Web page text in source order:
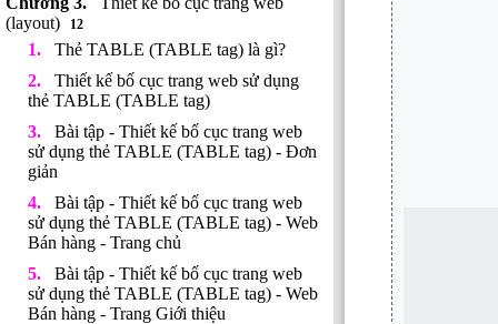
(layout)
12
Thẻ TABLE (TABLE tag) là gì?
Thiết kế bố cục trang web sử dụng
thẻ TABLE (TABLE tag)
Bài tập - Thiết kế bố cục trang web
sử dụng thẻ TABLE (TABLE tag) - Đơn
giản
Bài tập - Thiết kế bố cục trang web
sử dụng thẻ TABLE (TABLE tag) - Web
Bán hàng - Trang chủ
Bài tập - Thiết kế bố cục trang web
sử dụng thẻ TABLE (TABLE tag) - Web
Bán hàng - Trang Giới thiệu